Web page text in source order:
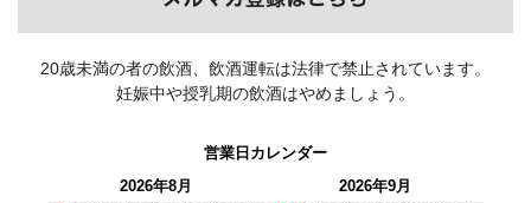
20歳未満の者の飲酒、飲酒運転は法律で禁止されています。
妊娠中や授乳期の飲酒はやめましょう。
営業日カレンダー
2026年8月
2026年9月